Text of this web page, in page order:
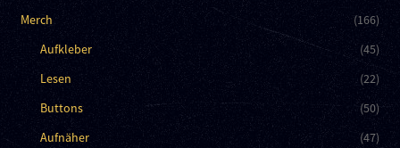
Merch
(166)
Aufkleber
(45)
Lesen
(22)
Buttons
(50)
Aufnäher
(47)